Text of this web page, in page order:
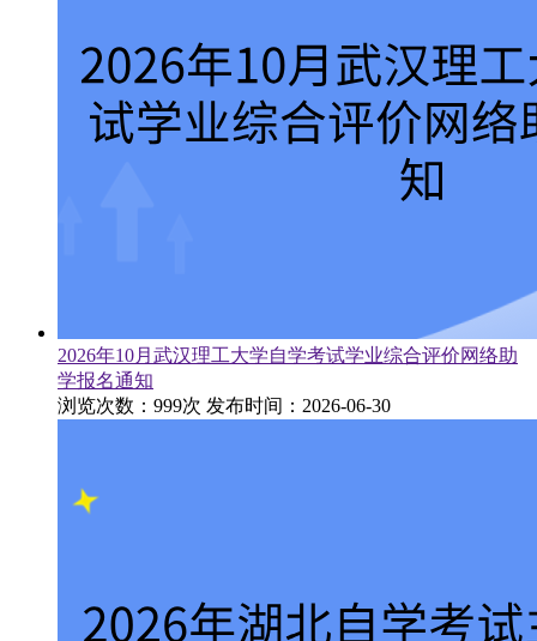
2026年10月武汉理工大学自学考试学业综合评价网络助
学报名通知
浏览次数：999次 发布时间：2026-06-30